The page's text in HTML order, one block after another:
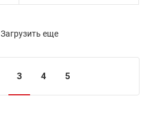
Загрузить еще
3 4 5